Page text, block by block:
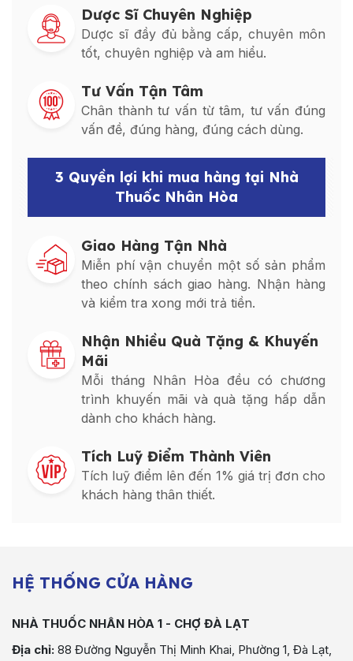
Dược Sĩ Chuyên Nghiệp
Dược sĩ đầy đủ bằng cấp, chuyên môn
tốt, chuyên nghiệp và am hiểu.
Tư Vấn Tận Tâm
Chân thành tư vấn từ tâm, tư vấn đúng
vấn đề, đúng hàng, đúng cách dùng.
3 Quyền lợi khi mua hàng tại Nhà
Thuốc Nhân Hòa
Giao Hàng Tận Nhà
Miễn phí vận chuyển một số sản phẩm
theo chính sách giao hàng. Nhận hàng
và kiểm tra xong mới trả tiền.
Nhận Nhiều Quà Tặng & Khuyến
Mãi
Mỗi tháng Nhân Hòa đều có chương
trình khuyến mãi và quà tặng hấp dẫn
dành cho khách hàng.
Tích Luỹ Điểm Thành Viên
Tích luỹ điểm lên đến 1% giá trị đơn cho
khách hàng thân thiết.
HỆ THỐNG CỬA HÀNG
NHÀ THUỐC NHÂN HÒA 1 - CHỢ ĐÀ LẠT
Địa chỉ: 88 Đường Nguyễn Thị Minh Khai, Phường 1, Đà Lạt,